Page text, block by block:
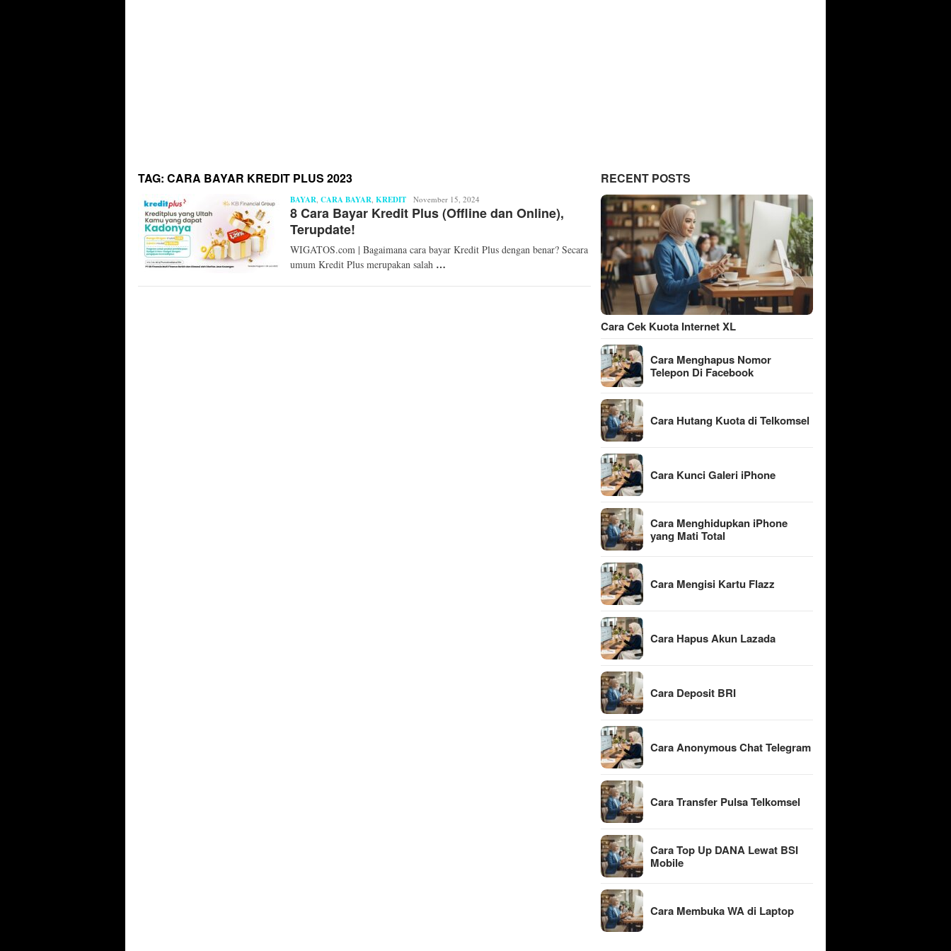
TAG: CARA BAYAR KREDIT PLUS 2023
BAYAR, CARA BAYAR, KREDIT Syaid
Ahmad
November 15, 2024
8 Cara Bayar Kredit Plus (Offline dan Online),
Terupdate!
WIGATOS.com | Bagaimana cara bayar Kredit Plus dengan benar? Secara
umum Kredit Plus merupakan salah …
RECENT POSTS
Cara Cek Kuota Internet XL
Cara Menghapus Nomor
Telepon Di Facebook
Cara Hutang Kuota di Telkomsel
Cara Kunci Galeri iPhone
Cara Menghidupkan iPhone
yang Mati Total
Cara Mengisi Kartu Flazz
Cara Hapus Akun Lazada
Cara Deposit BRI
Cara Anonymous Chat Telegram
Cara Transfer Pulsa Telkomsel
Cara Top Up DANA Lewat BSI
Mobile
Cara Membuka WA di Laptop